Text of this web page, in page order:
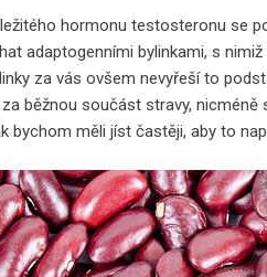
hormonu testosteronu se
adaptogenními bylinkami, s
za vás ovšem nevyřeší to
běžnou součást stravy,
bychom měli jíst častěji, aby to